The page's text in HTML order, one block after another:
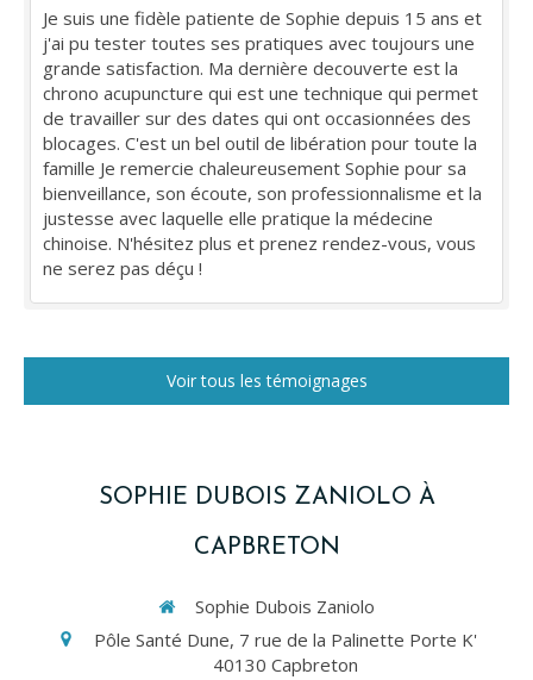
Je suis une fidèle patiente de Sophie depuis 15 ans et
j'ai pu tester toutes ses pratiques avec toujours une
grande satisfaction. Ma dernière decouverte est la
chrono acupuncture qui est une technique qui permet
de travailler sur des dates qui ont occasionnées des
blocages. C'est un bel outil de libération pour toute la
famille Je remercie chaleureusement Sophie pour sa
bienveillance, son écoute, son professionnalisme et la
justesse avec laquelle elle pratique la médecine
chinoise. N'hésitez plus et prenez rendez-vous, vous
ne serez pas déçu !
Voir tous les témoignages
SOPHIE DUBOIS ZANIOLO À
CAPBRETON
Sophie Dubois Zaniolo
Pôle Santé Dune, 7 rue de la Palinette Porte K'
40130 Capbreton